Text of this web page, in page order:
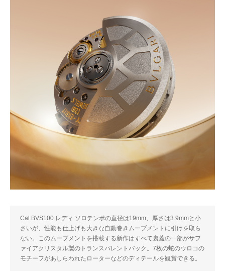
Cal.BVS100 レディ ソロテンポの直径は19mm、厚さは3.9mmと小
さいが、性能も仕上げも大きな自動巻きムーブメントに引けを取ら
ない。このムーブメントを搭載する新作はすべて裏蓋の一部がサフ
ァイアクリスタル製のトランスパレントバック。7枚の蛇のウロコの
モチーフがあしらわれたローターなどのディテールを観賞できる。